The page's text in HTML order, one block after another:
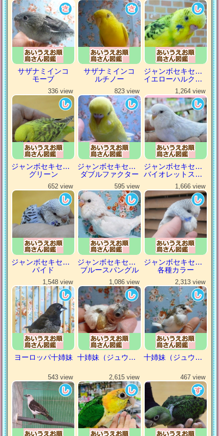
サザナミインコ
モーブ
サザナミインコ
ルチノー
ジャンボセキセイインコ
イエローハルクイン
336 view
ジャンボセキセイインコ
グリーン
823 view
ジャンボセキセイインコ
ダブルファクター
1,264 view
ジャンボセキセイインコ
バイオレットスパングル
652 view
ジャンボセキセイインコ
パイド
595 view
ジャンボセキセイインコ
ブルースパングル
1,666 view
ジャンボセキセイインコ
各種カラー
1,548 view
ヨーロッパ十姉妹
1,086 view
十姉妹（ジュウシマツ）
2,313 view
十姉妹（ジュウシマツ）
543 view 2,615 view 467 view